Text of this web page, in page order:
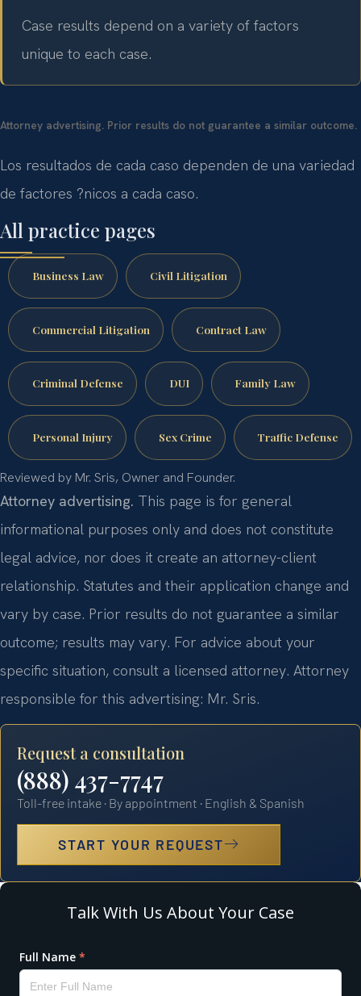
Case results depend on a variety of factors
unique to each case.
Attorney advertising. Prior results do not guarantee a similar outcome.
Los resultados de cada caso dependen de una variedad
de factores ?nicos a cada caso.
All practice pages
Business Law Civil Litigation
Commercial Litigation Contract Law
Criminal Defense DUI Family Law
Personal Injury Sex Crime Traffic Defense
Reviewed by Mr. Sris, Owner and Founder.
Attorney advertising. This page is for general
informational purposes only and does not constitute
legal advice, nor does it create an attorney-client
relationship. Statutes and their application change and
vary by case. Prior results do not guarantee a similar
outcome; results may vary. For advice about your
specific situation, consult a licensed attorney. Attorney
responsible for this advertising: Mr. Sris.
Request a consultation
(888) 437-7747
Toll-free intake · By appointment · English & Spanish
START YOUR REQUEST